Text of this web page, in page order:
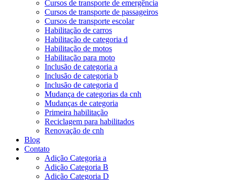
Cursos de transporte de emergência
Cursos de transporte de passageiros
Cursos de transporte escolar
Habilitação de carros
Habilitação de categoria d
Habilitação de motos
Habilitação para moto
Inclusão de categoria a
Inclusão de categoria b
Inclusão de categoria d
Mudança de categorias da cnh
Mudanças de categoria
Primeira habilitação
Reciclagem para habilitados
Renovação de cnh
Blog
Contato
Adição Categoria a
Adição Categoria B
Adição Categoria D